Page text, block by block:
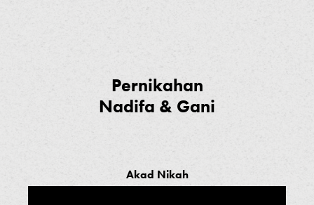
Pernikahan
Nadifa & Gani
Akad Nikah